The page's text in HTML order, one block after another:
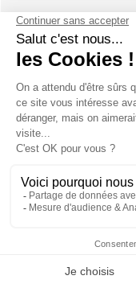
CONTENU
1h30 d'Atelier
Peinture
1 instructeur
dessin
Tout le
crayons etc...)
Petits
1 guide
ATELIER DESSIN
Mon EVJF à